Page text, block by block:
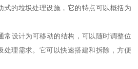
式的垃圾处理设施，它的特点可以概括为
常设计为可移动的结构，可以随时调整位
处理需求。它可以快速搭建和拆除，方便